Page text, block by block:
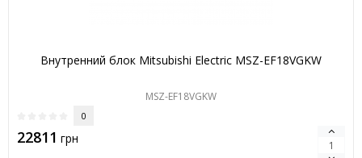
Внутренний блок Mitsubishi Electric MSZ-EF18VGKW
MSZ-EF18VGKW
0
22811 грн